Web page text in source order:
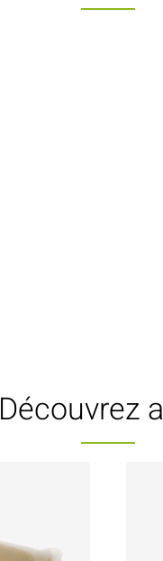
Découvrez